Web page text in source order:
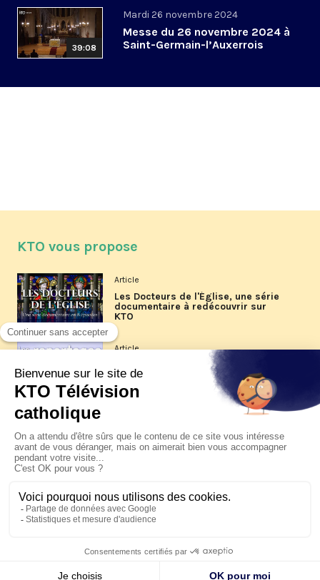
39:08
Mardi 26 novembre 2024
Messe du 26 novembre 2024 à
Saint-Germain-l’Auxerrois
KTO vous propose
Article
Les Docteurs de l'Église, une série
documentaire à redécouvrir sur
KTO
Article
Les reportages d'été 2026 de KTO
La visite pastorale du pape Léon
XIV à Assise à suivre sur KTO le
jeudi 6 août
Le pape en Uruguay, Argentine et
Pérou du 6 au 17 novembre 2026